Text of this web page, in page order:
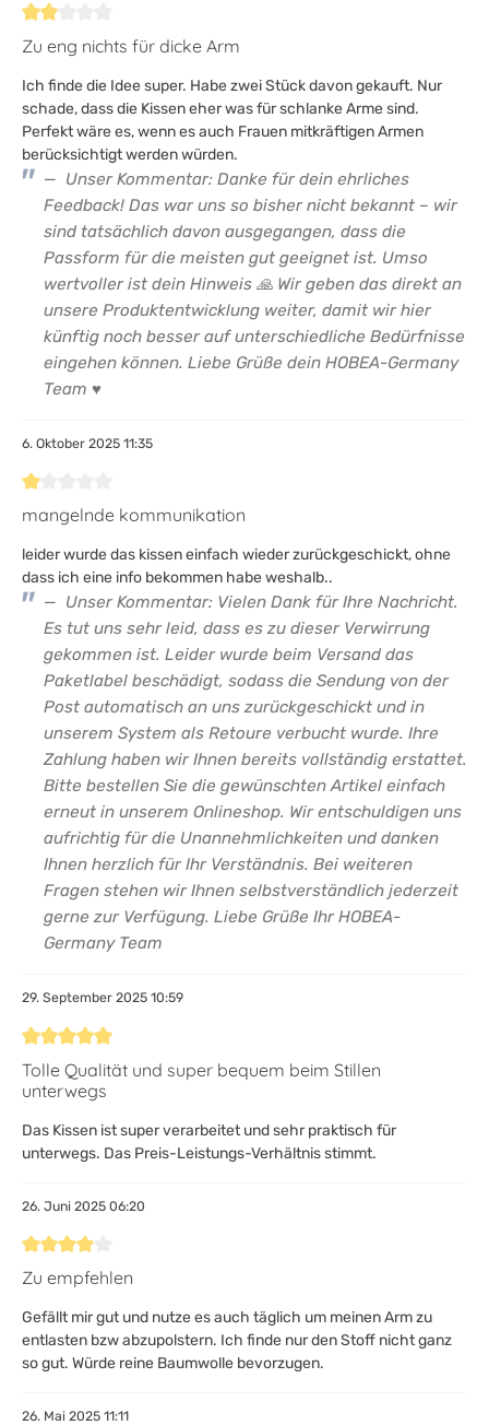
Bewertung mit 2 von 5 Sternen
Zu eng nichts für dicke Arm
Ich finde die Idee super. Habe zwei Stück davon gekauft. Nur
schade, dass die Kissen eher was für schlanke Arme sind.
Perfekt wäre es, wenn es auch Frauen mitkräftigen Armen
berücksichtigt werden würden.
Unser Kommentar: Danke für dein ehrliches
Feedback! Das war uns so bisher nicht bekannt – wir
sind tatsächlich davon ausgegangen, dass die
Passform für die meisten gut geeignet ist. Umso
wertvoller ist dein Hinweis 🙏 Wir geben das direkt an
unsere Produktentwicklung weiter, damit wir hier
künftig noch besser auf unterschiedliche Bedürfnisse
eingehen können. Liebe Grüße dein HOBEA-Germany
Team ♥
6. Oktober 2025 11:35
Bewertung mit 1 von 5 Sternen
mangelnde kommunikation
leider wurde das kissen einfach wieder zurückgeschickt, ohne
dass ich eine info bekommen habe weshalb..
Unser Kommentar: Vielen Dank für Ihre Nachricht.
Es tut uns sehr leid, dass es zu dieser Verwirrung
gekommen ist. Leider wurde beim Versand das
Paketlabel beschädigt, sodass die Sendung von der
Post automatisch an uns zurückgeschickt und in
unserem System als Retoure verbucht wurde. Ihre
Zahlung haben wir Ihnen bereits vollständig erstattet.
Bitte bestellen Sie die gewünschten Artikel einfach
erneut in unserem Onlineshop. Wir entschuldigen uns
aufrichtig für die Unannehmlichkeiten und danken
Ihnen herzlich für Ihr Verständnis. Bei weiteren
Fragen stehen wir Ihnen selbstverständlich jederzeit
gerne zur Verfügung. Liebe Grüße Ihr HOBEA-
Germany Team
29. September 2025 10:59
Bewertung mit 5 von 5 Sternen
Tolle Qualität und super bequem beim Stillen
unterwegs
Das Kissen ist super verarbeitet und sehr praktisch für
unterwegs. Das Preis-Leistungs-Verhältnis stimmt.
26. Juni 2025 06:20
Bewertung mit 4 von 5 Sternen
Zu empfehlen
Gefällt mir gut und nutze es auch täglich um meinen Arm zu
entlasten bzw abzupolstern. Ich finde nur den Stoff nicht ganz
so gut. Würde reine Baumwolle bevorzugen.
26. Mai 2025 11:11